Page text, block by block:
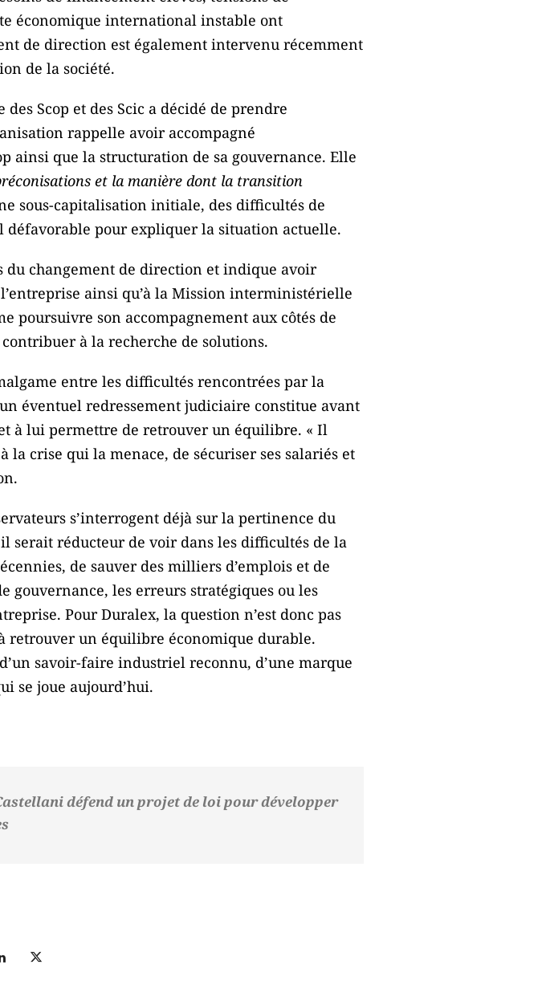
économique international instable ont
de direction est également intervenu récemment
de la société.
Scop et des Scic a décidé de prendre
rappelle avoir accompagné
ainsi que la structuration de sa gouvernance. Elle
et la manière dont la transition
sous-capitalisation initiale, des difficultés de
pour expliquer la situation actuelle.
du changement de direction et indique avoir
ainsi qu’à la Mission interministérielle
poursuivre son accompagnement aux côtés de
à la recherche de solutions.
entre les difficultés rencontrées par la
éventuel redressement judiciaire constitue avant
à lui permettre de retrouver un équilibre. « Il
crise qui la menace, de sécuriser ses salariés et
s’interrogent déjà sur la pertinence du
serait réducteur de voir dans les difficultés de la
de sauver des milliers d’emplois et de
gouvernance, les erreurs stratégiques ou les
Pour Duralex, la question n’est donc pas
retrouver un équilibre économique durable.
savoir-faire industriel reconnu, d’une marque
se joue aujourd’hui.
défend un projet de loi pour développer